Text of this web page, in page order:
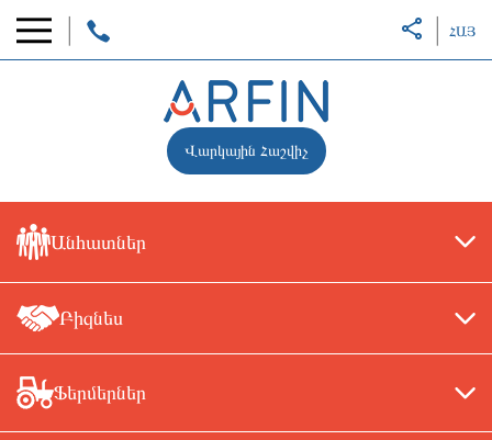
ՀԱՅ
Վարկային Հաշվիչ
Անհատներ
Բիզնես
Ֆերմերներ